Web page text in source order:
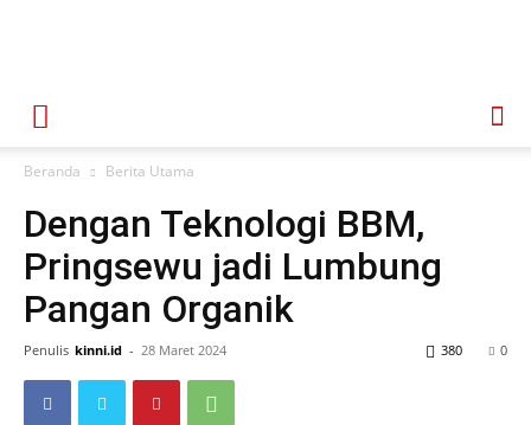
Beranda Berita Utama
Dengan Teknologi BBM,
Pringsewu jadi Lumbung
Pangan Organik
Penulis kinni.id - 28 Maret 2024 0
380